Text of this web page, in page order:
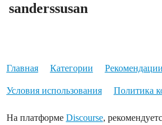
sanderssusan
Главная Категории Рекомендации
Условия использования Политика
На платформе Discourse,